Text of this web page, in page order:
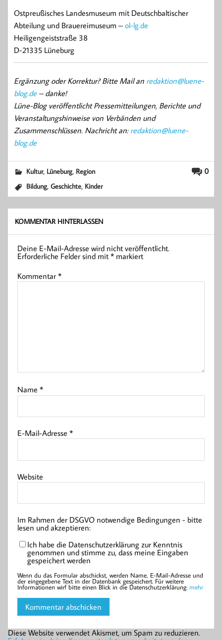
Ostpreußisches Landesmuseum mit Deutschbaltischer
Abteilung und Brauereimuseum – ol-lg.de
Heiligengeiststraße 38
D-21335 Lüneburg
Ergänzung oder Korrektur? Bitte Mail an redaktion@luene-
blog.de– danke!
Lüne-Blog veröffentlicht Pressemitteilungen, Berichte und
Veranstaltungshinweise von Verbänden und
Zusammenschlüssen. Nachricht an: redaktion@luene-
blog.de
0
Kultur, Lüneburg, Region
Bildung,Geschichte, Kinder
KOMMENTAR HINTERLASSEN
Deine E-Mail-Adresse wird nicht veröffentlicht.
Erforderliche Felder sind mit* markiert
Kommentar*
Name*
E-Mail-Adresse*
Website
Im Rahmen der DSGVO notwendige Bedingungen - bitte
lesen und akzeptieren:
Ich habe die Datenschutzerklärung zur Kenntnis
genommen und stimme zu, dass meine Eingaben
gespeichert werden
Wenn du das Formular abschickst, werden Name, E-Mail-Adresse und
der eingegebene Text in der Datenbank gespeichert. Für weitere
Informationen wirf bitte einen Blick in die Datenschutzerklärung: mehr
Diese Website verwendet Akismet, um Spam zu reduzieren.